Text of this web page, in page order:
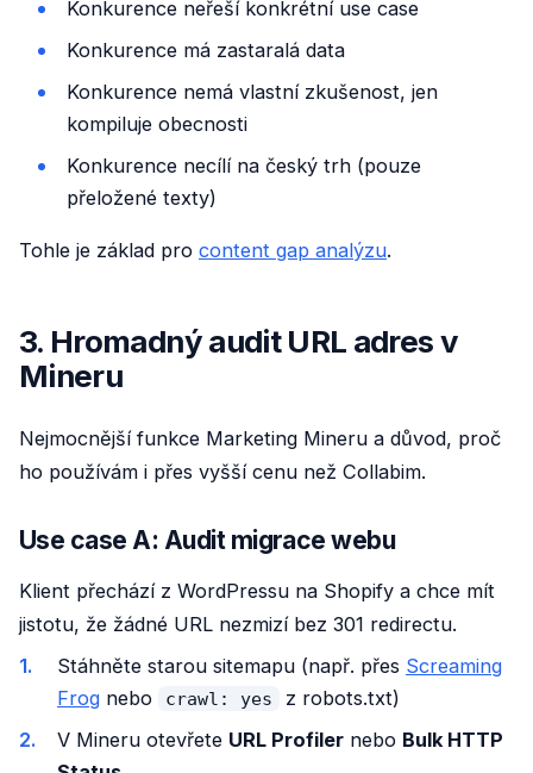
Konkurence neřeší konkrétní use case
Konkurence má zastaralá data
Konkurence nemá vlastní zkušenost, jen
kompiluje obecnosti
Konkurence necílí na český trh (pouze
přeložené texty)
Tohle je základ pro content gap analýzu.
3. Hromadný audit URL adres v
Mineru
Nejmocnější funkce Marketing Mineru a důvod, proč
ho používám i přes vyšší cenu než Collabim.
Use case A: Audit migrace webu
Klient přechází z WordPressu na Shopify a chce mít
jistotu, že žádné URL nezmizí bez 301 redirectu.
Stáhněte starou sitemapu (např. přes Screaming
Frog nebo crawl: yes
z robots.txt)
V Mineru otevřete URL Profiler nebo Bulk HTTP